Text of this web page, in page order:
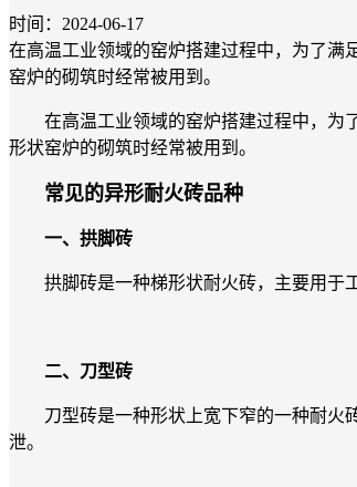
时间：2024-06-17
在高温工业领域的窑炉搭建过程中，为了满
窑炉的砌筑时经常被用到。
在高温工业领域的窑炉搭建过程中，为了
形状窑炉的砌筑时经常被用到。
常见的异形耐火砖品种
一、拱脚砖
拱脚砖是一种梯形状耐火砖，主要用于工
二、刀型砖
刀型砖是一种形状上宽下窄的一种耐火砖
泄。